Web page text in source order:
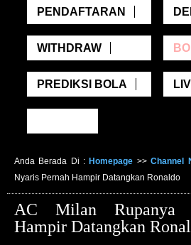
PENDAFTARAN
WITHDRAW
PREDIKSI BOLA
Anda Berada Di :Homepage >>Channel
Nyaris Pernah Hampir Datangkan Ronaldo
AC Milan Rupanya
Hampir Datangkan